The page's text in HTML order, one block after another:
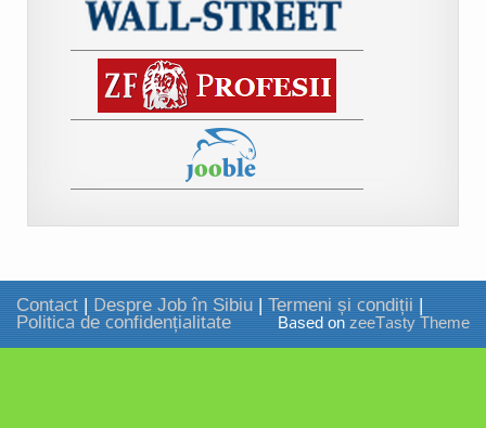
Contact | Despre Job în Sibiu | Termeni și condiții |
Politica de confidențialitate
Based on zeeTasty Theme